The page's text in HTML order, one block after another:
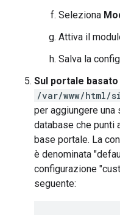
Seleziona
Attiva il
Salva la
Sul portale
/var/www/html/
per aggiungere
database che punti
base portale. La
è denominata
configurazione
seguente: